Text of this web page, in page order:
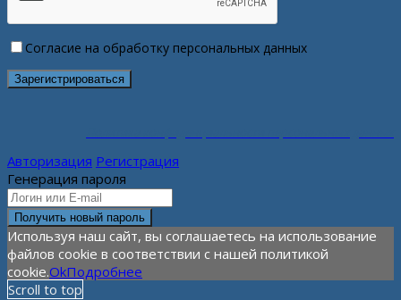
Согласие на обработку персональных данных
Авторизация Регистрация
Генерация пароля
Используя наш сайт, вы соглашаетесь на использование
файлов cookie в соответствии с нашей политикой
cookie.OkПодробнее
Scroll to top